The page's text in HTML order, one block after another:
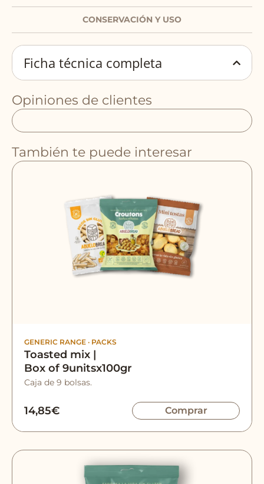
CONSERVACIÓN Y USO
Ficha técnica completa
Opiniones de clientes
También te puede interesar
GENERIC RANGE · PACKS
Toasted mix |
Box of 9unitsx100gr
Caja de 9 bolsas.
14,85€ Comprar